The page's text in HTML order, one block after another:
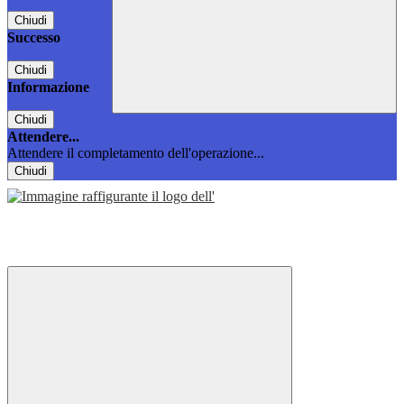
Chiudi
Successo
Chiudi
Informazione
Chiudi
Attendere...
Attendere il completamento dell'operazione...
Chiudi